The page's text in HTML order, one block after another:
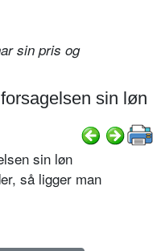
sin pris og
sin løn
sin løn
så ligger man